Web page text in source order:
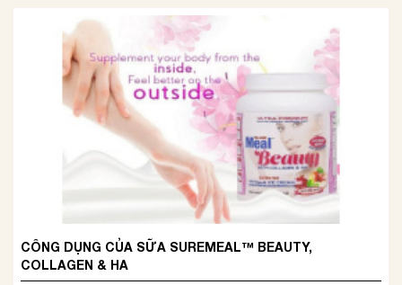
CÔNG DỤNG CỦA SỮA SUREMEAL™ BEAUTY,
COLLAGEN & HA